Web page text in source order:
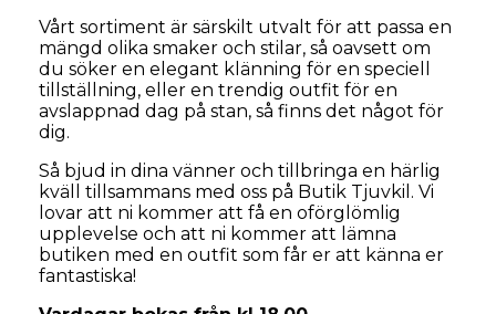
Vårt sortiment är särskilt utvalt för att passa en
mängd olika smaker och stilar, så oavsett om
du söker en elegant klänning för en speciell
tillställning, eller en trendig outfit för en
avslappnad dag på stan, så finns det något för
dig.
Så bjud in dina vänner och tillbringa en härlig
kväll tillsammans med oss på Butik Tjuvkil. Vi
lovar att ni kommer att få en oförglömlig
upplevelse och att ni kommer att lämna
butiken med en outfit som får er att känna er
fantastiska!